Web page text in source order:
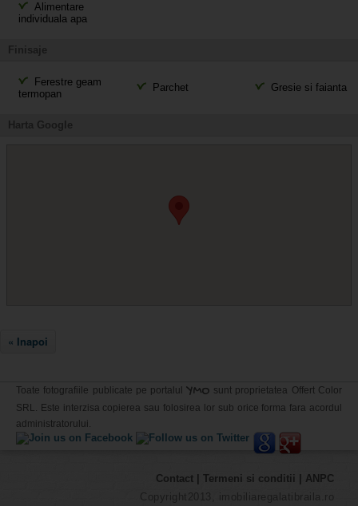
Alimentare
individuala apa
Finisaje
Ferestre geam
termopan
Parchet Gresie si faianta
Harta Google
« Inapoi
Toate fotografiile publicate pe portalulYMO sunt proprietatea Offert Color
SRL. Este interzisa copierea sau folosirea lor sub orice forma fara acordul
administratorului.
Contact Termeni si conditii
ANPC
Copyright2013, imobiliaregalatibraila.ro